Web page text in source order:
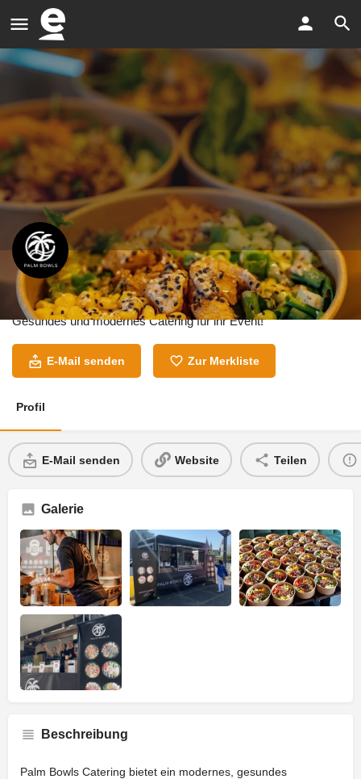
Palm Bowls Catering
Gesundes und modernes Catering für ihr Event!
E-Mail senden Zur Merkliste
Profil
E-Mail senden Website Teilen
Galerie
Beschreibung
Palm Bowls Catering bietet ein modernes, gesundes